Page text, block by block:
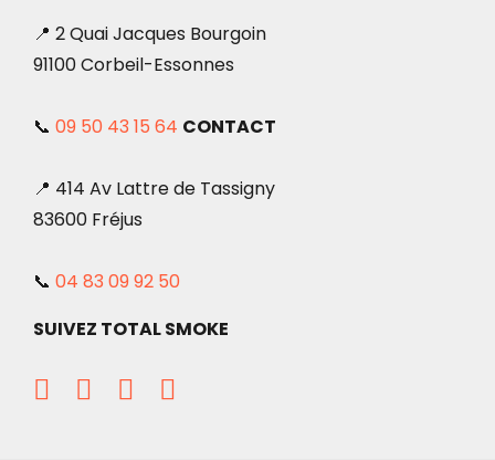
📍 2 Quai Jacques Bourgoin
91100 Corbeil-Essonnes
📞 09 50 43 15 64 CONTACT
📍 414 Av Lattre de Tassigny
83600 Fréjus
📞 04 83 09 92 50
SUIVEZ TOTAL SMOKE